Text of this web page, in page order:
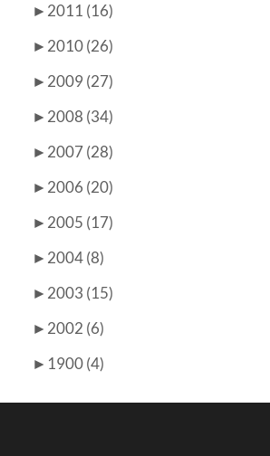
► 2011 (16)
► 2010 (26)
► 2009 (27)
► 2008 (34)
► 2007 (28)
► 2006 (20)
► 2005 (17)
► 2004 (8)
► 2003 (15)
► 2002 (6)
► 1900 (4)